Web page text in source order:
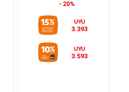
20%
UYU
3.393
UYU
3.593